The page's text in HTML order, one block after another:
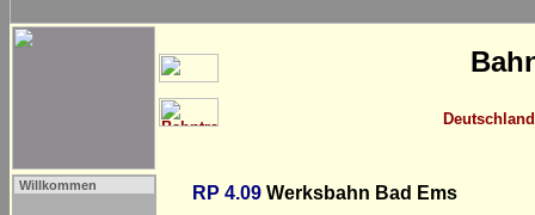
Deutschland
Willkommen RP 4.09 Werksbahn Bad Ems